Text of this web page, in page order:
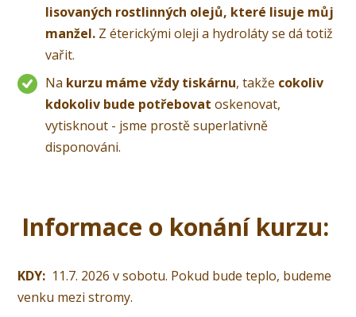
lisovaných rostlinných olejů, které lisuje můj
manžel. Z éterickými oleji a hydroláty se dá totiž
vařit.
Na kurzu máme vždy tiskárnu, takže cokoliv
kdokoliv bude potřebovat oskenovat,
vytisknout - jsme prostě superlativně
disponováni.
Informace o konání kurzu:
KDY: 11.7. 2026 v sobotu. Pokud bude teplo, budeme
venku mezi stromy.